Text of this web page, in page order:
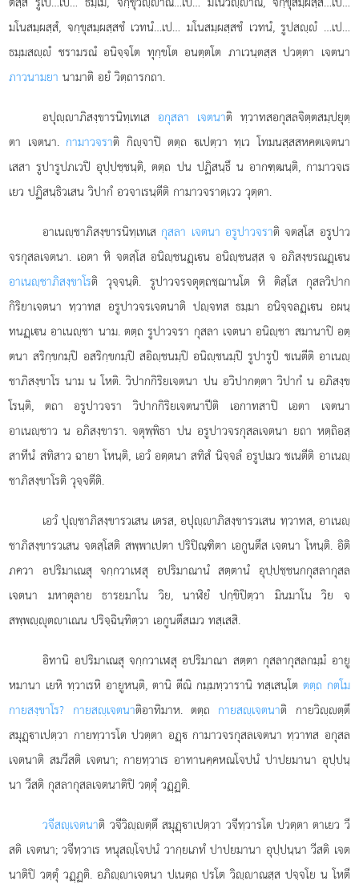
มโนสมฺผสฺสํ, จกฺขุสมฺผสฺสชํ เวทนํ…เป… มโนสมฺผสฺสชํ เวทนํ, รูปสฺํ …เป…
ธมฺมสฺํ ชรามรณํ อนิจฺจโต ทุกฺขโต อนตฺตโต ภาเวนฺตสฺส ปวตฺตา เจตนา
ภาวนามยา นามาติ อยํ วิตฺถารกถา.
อปุฺาภิสงฺขารนิทฺเทเส อกุสลา เจตนาติ ทฺวาทสอกุสลจิตฺตสมฺปยุตฺ
ตา เจตนา. กามาวจราติ กิฺจาปิ ตตฺถ เปตฺวา ทฺเว โทมนสฺสสหคตเจตนา
เสสา รูปารูปภเวปิ อุปฺปชฺชนฺติ, ตตฺถ ปน ปฏิสนฺธึ น อากฑฺฒนฺติ, กามาวจเร
เยว ปฏิสนฺธิวเสน วิปากํ อวจาเรนฺตีติ กามาวจราตฺเวว วุตฺตา.
อาเนฺชาภิสงฺขารนิทฺเทเส กุสลา เจตนา อรูปาวจราติ จตสฺโส อรูปาว
จรกุสลเจตนา. เอตา หิ จตสฺโส อนิฺชนฏฺเน อนิฺชนสฺส จ อภิสงฺขรณฏฺเน
อาเนฺชาภิสงฺขาโรติ วุจฺจนฺติ. รูปาวจรจตุตฺถชฺฌานโต หิ ติสฺโส กุสลวิปาก
กิริยาเจตนา ทฺวาทส อรูปาวจรเจตนาติ ปฺจทส ธมฺมา อนิจฺจลฏฺเน อผนฺ
ทนฏฺเน อาเนฺชา นาม. ตตฺถ รูปาวจรา กุสลา เจตนา อนิฺชา สมานาปิ อตฺ
ตนา สริกฺขกมฺปิ อสริกฺขกมฺปิ สอิฺชนมฺปิ อนิฺชนมฺปิ รูปารูปํ ชเนตีติ อาเนฺ
ชาภิสงฺขาโร นาม น โหติ. วิปากกิริยเจตนา ปน อวิปากตฺตา วิปากํ น อภิสงฺข
โรนฺติ, ตถา อรูปาวจรา วิปากกิริยเจตนาปีติ เอกาทสาปิ เอตา เจตนา
อาเนฺชาว น อภิสงฺขารา. จตุพฺพิธา ปน อรูปาวจรกุสลเจตนา ยถา หตฺถิอสฺ
สาทีนํ สทิสาว ฉายา โหนฺติ, เอวํ อตฺตนา สทิสํ นิจฺจลํ อรูปเมว ชเนตีติ อาเนฺ
ชาภิสงฺขาโรติ วุจฺจตีติ.
เอวํ ปุฺชาภิสงฺขารวเสน เตรส, อปุฺาภิสงฺขารวเสน ทฺวาทส, อาเนฺ
ชาภิสงฺขารวเสน จตสฺโสติ สพฺพาเปตา ปริปิณฺฑิตา เอกูนตึส เจตนา โหนฺติ. อิติ
ภควา อปริมาเณสุ จกฺกวาเฬสุ อปริมาณานํ สตฺตานํ อุปฺปชฺชนกกุสลากุสล
เจตนา มหาตุลาย ธารยมาโน วิย, นาฬิยํ ปกฺขิปิตฺวา มินมาโน วิย จ
สพฺพฺุตาเณน ปริจฺฉินฺทิตฺวา เอกูนตึสเมว ทสฺเสสิ.
อิทานิ อปริมาเณสุ จกฺกวาเฬสุ อปริมาณา สตฺตา กุสลากุสลกมฺมํ อายู
หมานา เยหิ ทฺวาเรหิ อายูหนฺติ, ตานิ ตีณิ กมฺมทฺวารานิ ทสฺเสนฺโต ตตฺถ กตโม
กายสงฺขาโร? กายสฺเจตนาติอาทิมาห. ตตฺถ กายสฺเจตนาติ กายวิฺตฺตึ
สมุฏฺาเปตฺวา กายทฺวารโต ปวตฺตา อฏฺ กามาวจรกุสลเจตนา ทฺวาทส อกุสล
เจตนาติ สมวีสติ เจตนา; กายทฺวาเร อาทานคฺคหณโจปนํ ปาปยมานา อุปฺปนฺ
นา วีสติ กุสลากุสลเจตนาติปิ วตฺตุํ วฏฺฏติ.
วจีสฺเจตนาติ วจีวิฺตฺตึ สมุฏฺาเปตฺวา วจีทฺวารโต ปวตฺตา ตาเยว วี
สติ เจตนา; วจีทฺวาเร หนุสฺโจปนํ วากฺยเภทํ ปาปยมานา อุปฺปนฺนา วีสติ เจต
นาติปิ วตฺตุํ วฏฺฏติ. อภิฺาเจตนา ปเนตฺถ ปรโต วิฺาณสฺส ปจฺจโย น โหตี